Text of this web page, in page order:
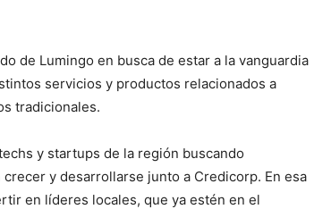
de Lumingo en busca de estar a la vanguardia
servicios y productos relacionados a
tradicionales.
y startups de la región buscando
y desarrollarse junto a Credicorp. En esa
en líderes locales, que ya estén en el